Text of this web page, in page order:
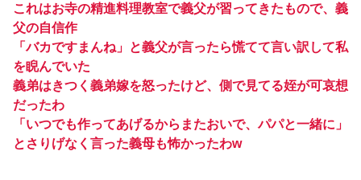
これはお寺の精進料理教室で義父が習ってきたもので、義
父の自信作
「バカですまんね」と義父が言ったら慌てて言い訳して私
を睨んでいた
義弟はきつく義弟嫁を怒ったけど、側で見てる姪が可哀想
だったわ
「いつでも作ってあげるからまたおいで、パパと一緒に」
とさりげなく言った義母も怖かったわw